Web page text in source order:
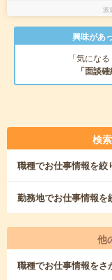
派
興味があ
「気にな
「面談確
検
職種でお仕事情報を絞
勤務地でお仕事情報を
他
職種でお仕事情報をさ